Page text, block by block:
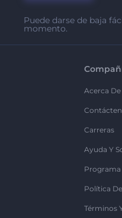
Puede darse de baja
momento.
Acerca De
Carreras
Ayuda Y
Programa
Política
Términos